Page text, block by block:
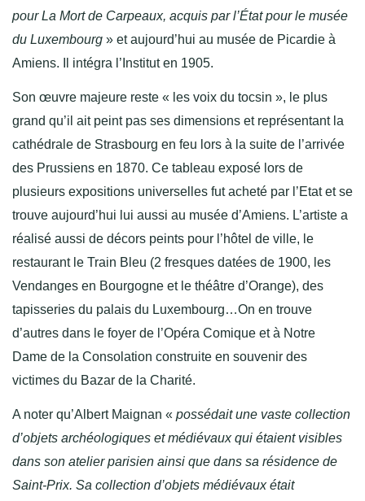
pour La Mort de Carpeaux, acquis par l’État pour le musée
du Luxembourg » et aujourd’hui au musée de Picardie à
Amiens. Il intégra l’Institut en 1905.
Son œuvre majeure reste « les voix du tocsin », le plus
grand qu’il ait peint pas ses dimensions et représentant la
cathédrale de Strasbourg en feu lors à la suite de l’arrivée
des Prussiens en 1870. Ce tableau exposé lors de
plusieurs expositions universelles fut acheté par l’Etat et se
trouve aujourd’hui lui aussi au musée d’Amiens. L’artiste a
réalisé aussi de décors peints pour l’hôtel de ville, le
restaurant le Train Bleu (2 fresques datées de 1900, les
Vendanges en Bourgogne et le théâtre d’Orange), des
tapisseries du palais du Luxembourg…On en trouve
d’autres dans le foyer de l’Opéra Comique et à Notre
Dame de la Consolation construite en souvenir des
victimes du Bazar de la Charité.
A noter qu’Albert Maignan « possédait une vaste collection
d’objets archéologiques et médiévaux qui étaient visibles
dans son atelier parisien ainsi que dans sa résidence de
Saint-Prix. Sa collection d’objets médiévaux était